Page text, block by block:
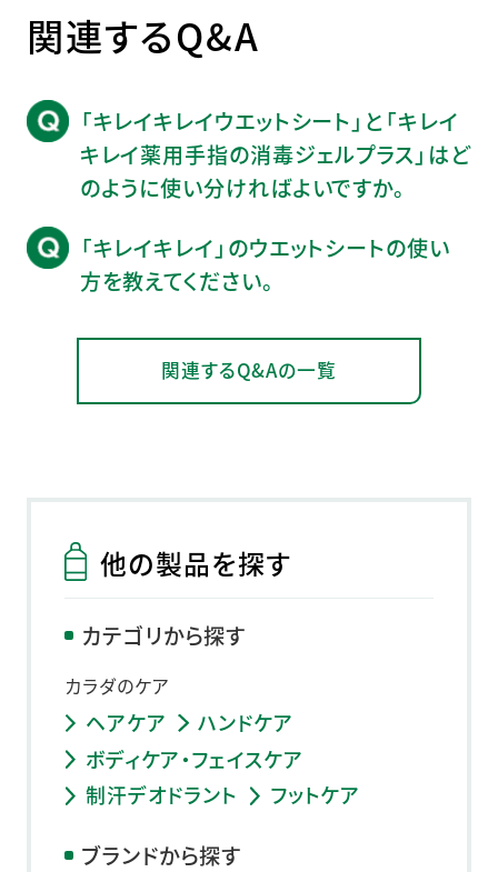
関連するQ&A
「キレイキレイウエットシート」と「キレイ
キレイ薬用手指の消毒ジェルプラス」はど
のように使い分ければよいですか。
「キレイキレイ」のウエットシートの使い
方を教えてください。
関連するQ&Aの一覧
他の製品を探す
カテゴリから探す
カラダのケア
ヘアケア
ハンドケア
ボディケア・フェイスケア
制汗デオドラント
フットケア
ブランドから探す